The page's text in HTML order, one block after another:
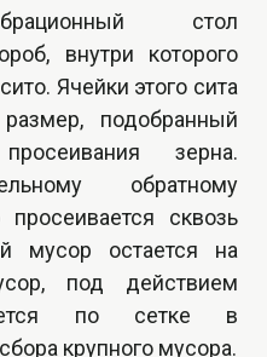
стол
внутри которого
Ячейки этого сита
подобранный
зерна.
обратному
сквозь
мусор остается на
под действием
по сетке в
крупного мусора.